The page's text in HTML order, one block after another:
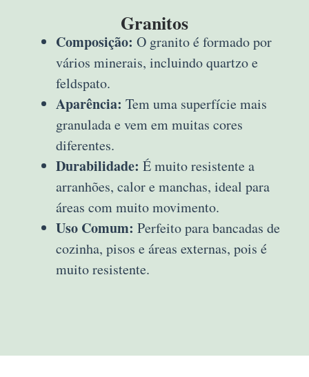
Granitos
Composição: O granito é formado por
vários minerais, incluindo quartzo e
feldspato.
Aparência: Tem uma superfície mais
granulada e vem em muitas cores
diferentes.
Durabilidade: É muito resistente a
arranhões, calor e manchas, ideal para
áreas com muito movimento.
Uso Comum: Perfeito para bancadas de
cozinha, pisos e áreas externas, pois é
muito resistente.